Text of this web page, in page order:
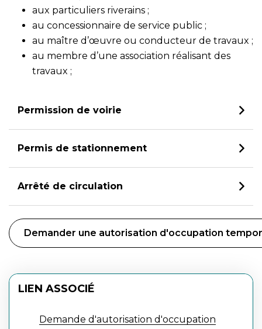
aux particuliers riverains ;
au concessionnaire de service public ;
au maître d’œuvre ou conducteur de travaux ;
au membre d’une association réalisant des
travaux ;
Permission de voirie
Permis de stationnement
Arrêté de circulation
Demander une autorisation d'occupation
LIEN ASSOCIÉ
Demande d'autorisation d'occupation